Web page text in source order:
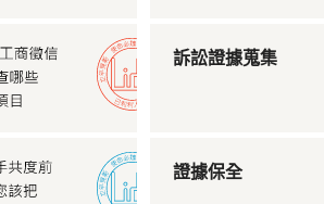
訴訟證據蒐集
證據保全